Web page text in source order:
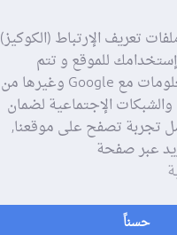
تعريف الإرتباط (الكوكيز)
للموقع و تتم
مشاركة بعض المعلومات مع Google وغيرها من
والشبكات الإجتماعية لضمان
تصفح على موقعنا,
عبر صفحة
حسناً